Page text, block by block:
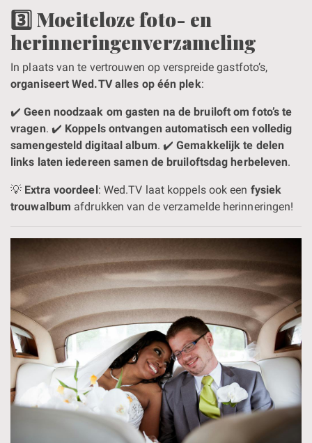
3️⃣ Moeiteloze foto- en
herinneringenverzameling
In plaats van te vertrouwen op verspreide gastfoto’s,
organiseert Wed.TV alles op één plek:
✔️Geen noodzaak om gasten na de bruiloft om foto’s te
vragen. ✔️ Koppels ontvangen automatisch een volledig
samengesteld digitaal album. ✔️Gemakkelijk te delen
links laten iedereen samen de bruiloftsdag herbeleven.
💡 Extra voordeel: Wed.TV laat koppels ook een fysiek
trouwalbum afdrukken van de verzamelde herinneringen!